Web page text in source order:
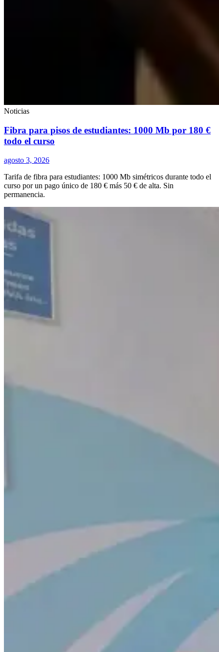
Noticias
Fibra para pisos de estudiantes: 1000 Mb por 180 €
todo el curso
agosto 3, 2026
Tarifa de fibra para estudiantes: 1000 Mb simétricos durante todo el
curso por un pago único de 180 € más 50 € de alta. Sin
permanencia.